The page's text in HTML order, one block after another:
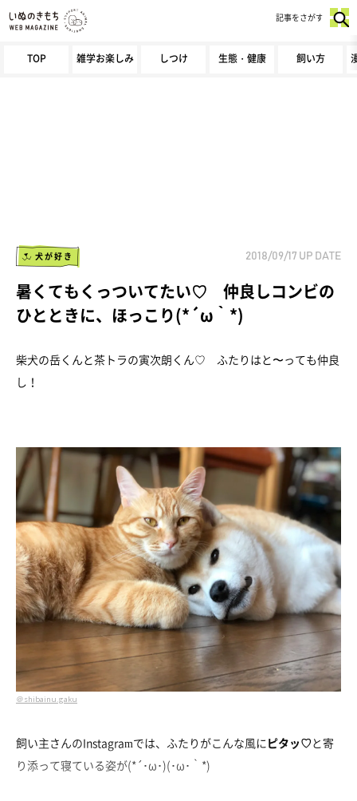
TOP 雑学お楽しみ しつけ 生態・健康 飼い方
記事をさがす
犬が好き 2018/09/17 UP DATE
暑くてもくっついてたい♡ 仲良しコンビの
ひとときに、ほっこり(*´ω｀*)
柴犬の岳くんと茶トラの寅次朗くん♡ ふたりはと〜っても仲良
し！
＠shibainu.gaku
飼い主さんのInstagramでは、ふたりがこんな風にピタッ♡と寄
り添って寝ている姿が(*´･ω･)(･ω･｀*)